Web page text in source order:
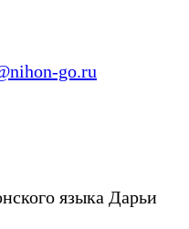
go.ru
языка Дарьи